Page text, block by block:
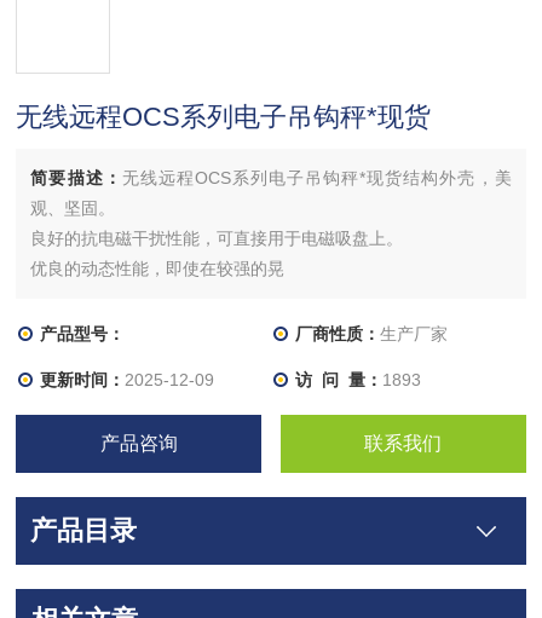
无线远程OCS系列电子吊钩秤*现货
简要描述： 无线远程OCS系列电子吊钩秤*现货结构外壳，美
观、坚固。
良好的抗电磁干扰性能，可直接用于电磁吸盘上。
优良的动态性能，即使在较强的晃
产品型号： 厂商性质： 生产厂家
更新时间： 2025-12-09 访 问 量： 1893
产品咨询 联系我们
产品目录